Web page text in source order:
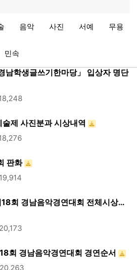
음악 사진 서예 무용
민속
전국국악경연대회 결과
17,796
남학생글쓰기한마당」 입상자 명단
제 사진분과 시상내역
판화
19,914
회 경남음악경연대회 전체시상…
20,173
회 경남음악경연대회 경연순서
20,263